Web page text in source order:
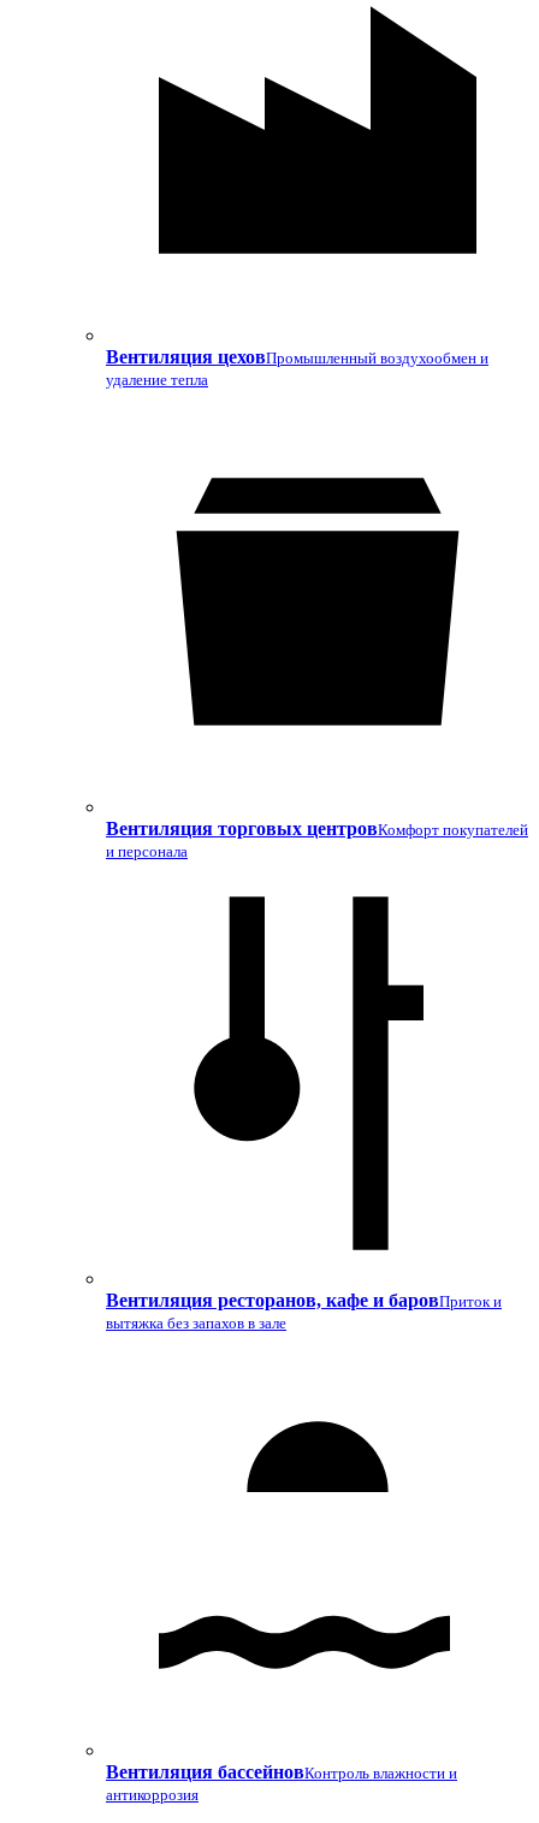
Вентиляция цеховПромышленный воздухообмен и
удаление тепла
Вентиляция торговых центровКомфорт покупателей
и персонала
Вентиляция ресторанов, кафе и баровПриток и
вытяжка без запахов в зале
Вентиляция бассейновКонтроль влажности и
антикоррозия